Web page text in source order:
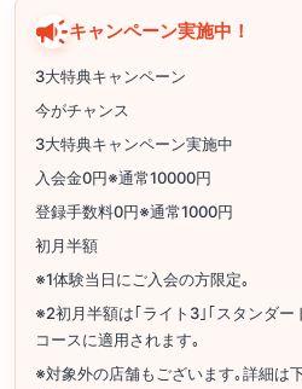
キャンペーン実施中！
3大特典キャンペーン
今がチャンス
3大特典キャンペーン実施中
入会金0円※通常10000円
登録手数料0円※通常1000円
初月半額
※1体験当日にご入会の方限定｡
※2初月半額は｢ライト3｣｢スタンダ
コースに適用されます｡
※対象外の店舗もございます｡詳細は